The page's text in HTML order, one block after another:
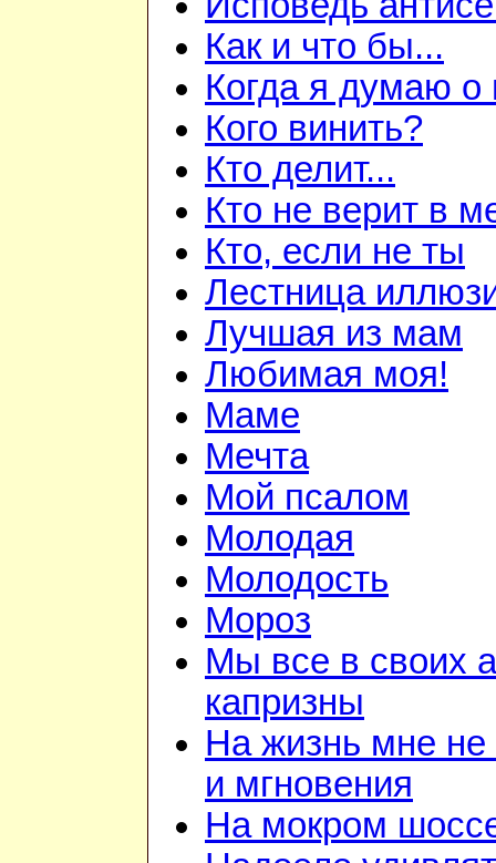
Как и что бы...
Когда я думаю о
Кого винить?
Кто делит...
Кто не верит в
Кто, если не ты
Лестница
Лучшая из мам
Любимая моя!
Маме
Мечта
Мой псалом
Молодая
Молодость
Мороз
Мы все в своих
капризны
На жизнь мне не
и мгновения
На мокром